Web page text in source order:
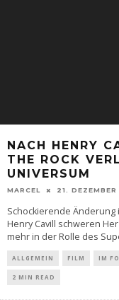
NACH HENRY
THE ROCK
UNIVERSUM
MARCEL 21.
Schockierende Änderung
Henry Cavill schweren
mehr in der Rolle des
ALLGEMEIN FILM IM
2 MIN READ